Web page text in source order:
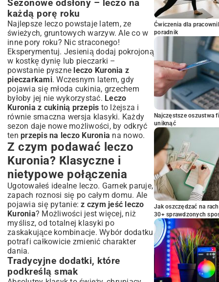
Sezonowe odsłony – leczo na
każdą porę roku
Najlepsze leczo powstaje latem, ze
świeżych, gruntowych warzyw. Ale co w
inne pory roku? Nic straconego!
Eksperymentuj. Jesienią dodaj pokrojoną
w kostkę dynię lub pieczarki –
powstanie pyszne leczo Kuronia z
pieczarkami. Wczesnym latem, gdy
pojawia się młoda cukinia, grzechem
byłoby jej nie wykorzystać. Leczo
Kuronia z cukinią przepis to lżejsza i
równie smaczna wersja klasyki. Każdy
sezon daje nowe możliwości, by odkryć
ten przepis na leczo Kuronia na nowo.
Z czym podawać leczo
Kuronia? Klasyczne i
nietypowe połączenia
Ugotowałeś idealne leczo. Garnek paruje,
zapach roznosi się po całym domu. Ale
pojawia się pytanie:z czym jeść leczo
Kuronia? Możliwości jest więcej, niż
myślisz, od totalnej klasyki po
zaskakujące kombinacje. Wybór dodatku
potrafi całkowicie zmienić charakter
dania.
Tradycyjne dodatki, które
podkreślą smak
Ćwiczenia dla
poradnik
Najczęstsze oszustwa
uniknąć
Jak oszczędzać na
30+ sprawdzonych